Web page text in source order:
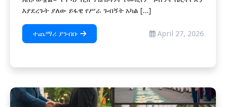
እያደረጉት ያለው ይፋዊ የሥራ ጉብኝት አካል [...]
ተጨማሪ ያንብቡ April 27, 2026